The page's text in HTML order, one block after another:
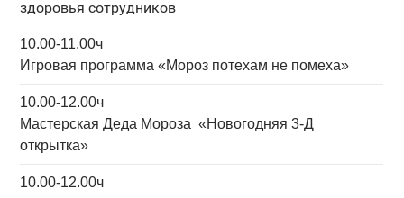
здоровья сотрудников
10.00-11.00ч
Игровая программа «Мороз потехам не помеха»
10.00-12.00ч
Мастерская Деда Мороза «Новогодняя 3-Д
открытка»
10.00-12.00ч